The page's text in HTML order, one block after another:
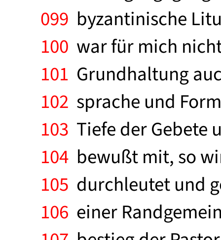
099 byzantinische
100 war für mich
101 Grundhaltung
102 sprache und
103 Tiefe der Gebete
104 bewußt mit, so
105 durchleutet und
106 einer